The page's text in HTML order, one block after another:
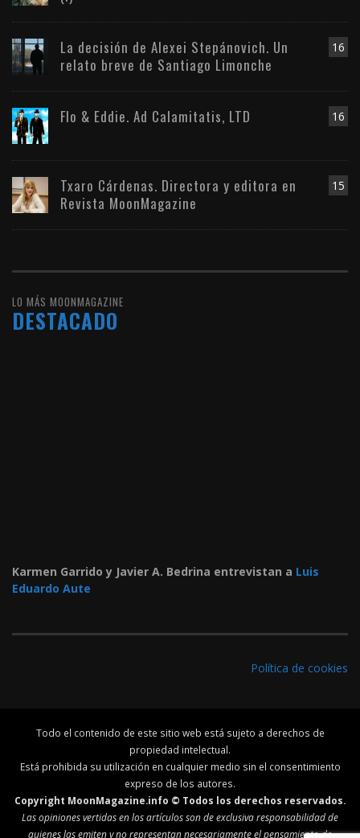
16
La decisión de Alexei Stepánovich. Un
relato breve de Santiago Limonche
16
Flo & Eddie. Ad Calamitatis, LTD
15
Txaro Cárdenas. Directora y editora en
Revista MoonMagazine
LO MÁS MOONMAGAZINE
DESTACADO
Karmen Garrido y Javier A. Bedrina entrevistan a Luis
Eduardo Aute
Política de cookies
Todo el contenido de este sitio web está sujeto a derechos de
propiedad intelectual.
Está prohibida su utilización en cualquier medio sin el consentimiento
expreso de los autores.
Copyright MoonMagazine.info © Todos los derechos reservados.
Las opiniones vertidas en los artículos son de exclusiva responsabilidad de
quienes las emiten y no representan necesariamente el pensamiento de